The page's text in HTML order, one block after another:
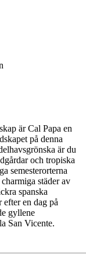
är Cal Papa en
på denna
är du
och tropiska
semesterorterna
städer av
spanska
efter en dag på
gyllene
San Vicente.